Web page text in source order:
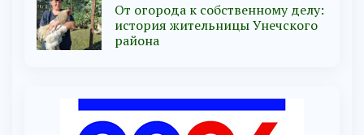
От огорода к собственному делу:
история жительницы Унечского
района